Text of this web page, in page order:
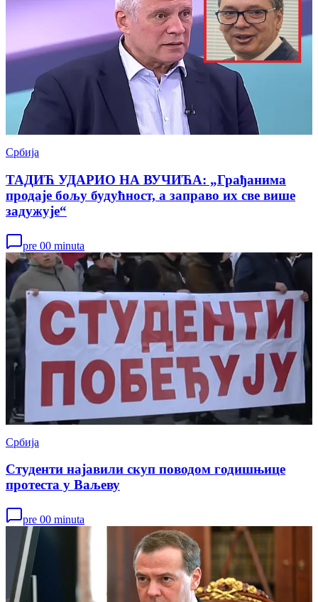
Србија
ТАДИЋ УДАРИО НА ВУЧИЋА: „Грађанима
продаје бољу будућност, а заправо их све више
задужује“
pre 00 minuta
Србија
Студенти најавили скуп поводом годишњице
протеста у Ваљеву
pre 00 minuta